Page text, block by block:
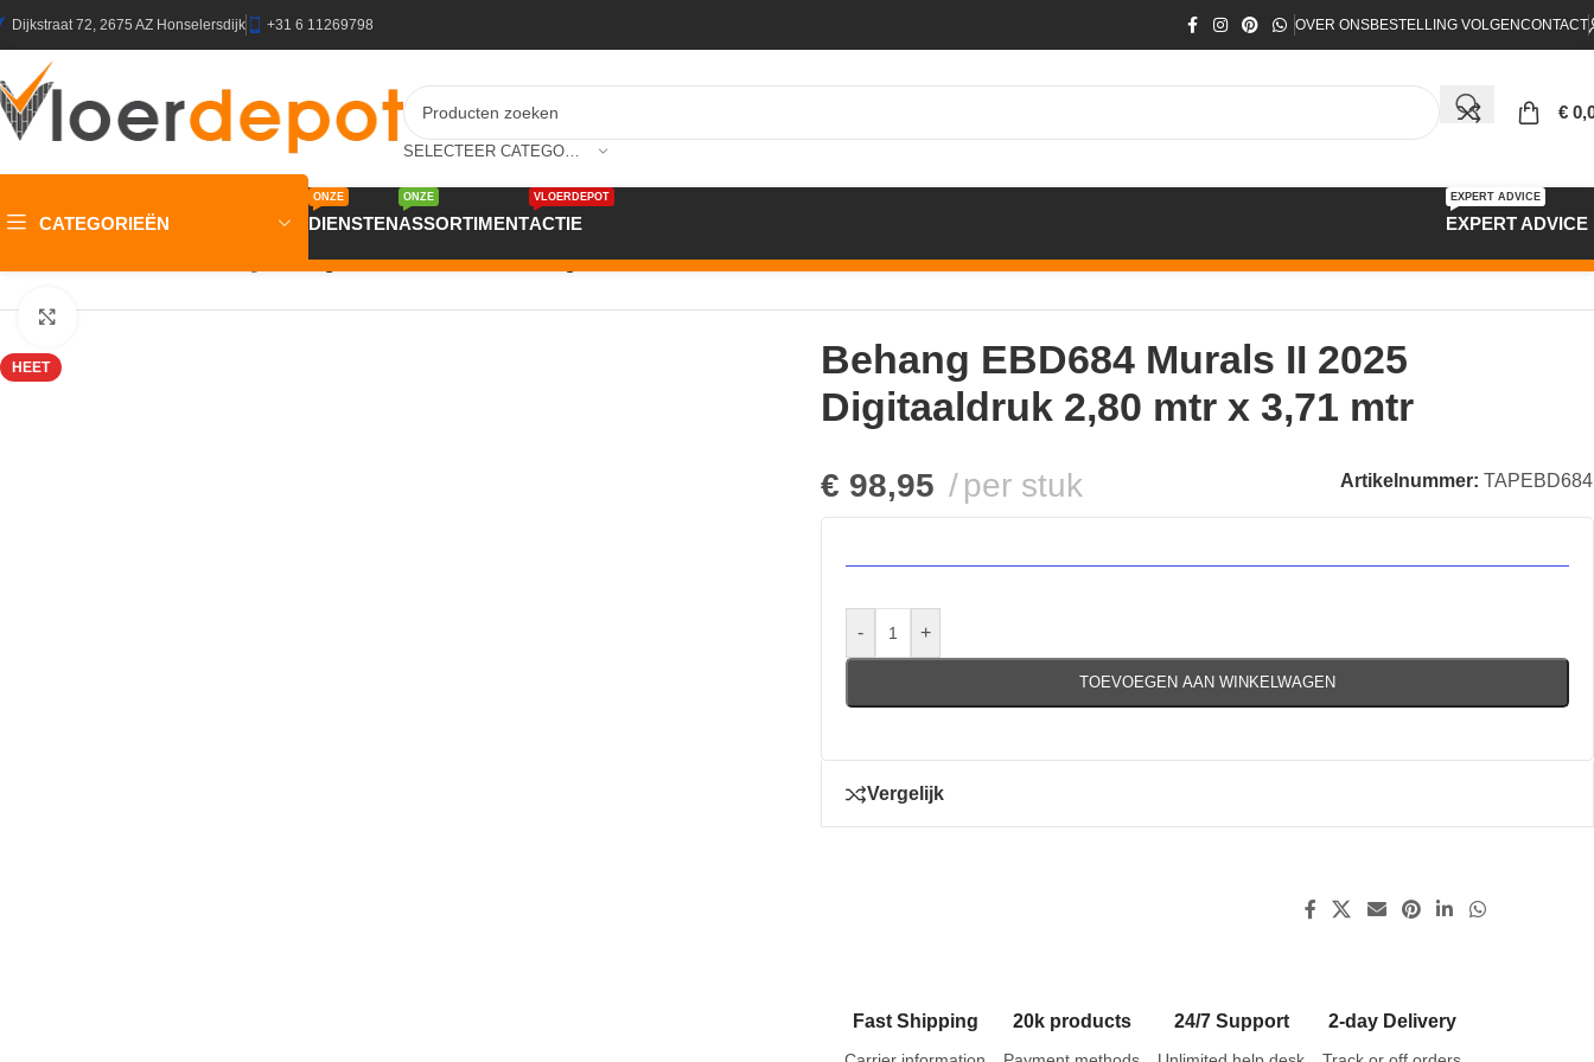
Dijkstraat 72, 2675 AZ Honselersdijk +31 6 11269798 OVER ONSBESTELLING VOLGENCONTACT
€
CATEGORIEËN DIENSTEN
ONZE
ASSORTIMENT
ONZE
ACTIE
VLOERDEPOT
EXPERT ADVICE
EXPERT ADVICE
Behang EBD684 Murals II 2025 Digitaaldruk 2,80 mtr x 3,71 mtr
HEET
Klik om te vergroten
Behang EBD684 Murals II 2025
Digitaaldruk 2,80 mtr x 3,71 mtr
€ 98,95 per stuk Artikelnummer:TAPEBD684
- +
TOEVOEGEN AAN WINKELWAGEN
Vergelijk
Fast Shipping 20k products 24/7 Support 2-day Delivery